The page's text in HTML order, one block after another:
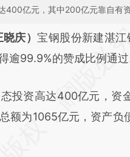
400亿元，其中200亿元靠自有
加这段话：本文
庆） 宝钢股份新建湛
逾99.9%的赞成比例通过
资高达400亿元，资
额为1065亿元，资产负